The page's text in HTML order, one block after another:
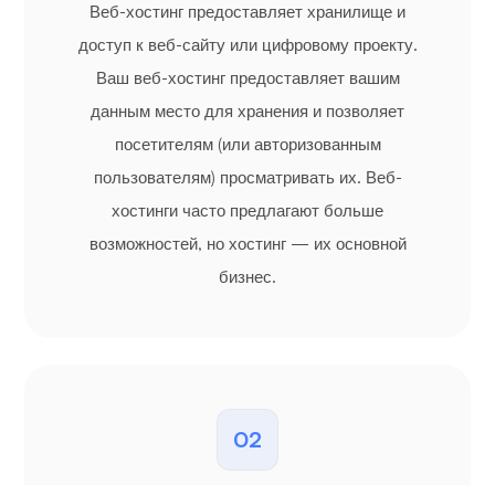
Веб-хостинг предоставляет хранилище и
доступ к веб-сайту или цифровому проекту.
Ваш веб-хостинг предоставляет вашим
данным место для хранения и позволяет
посетителям (или авторизованным
пользователям) просматривать их. Веб-
хостинги часто предлагают больше
возможностей, но хостинг — их основной
бизнес.
02